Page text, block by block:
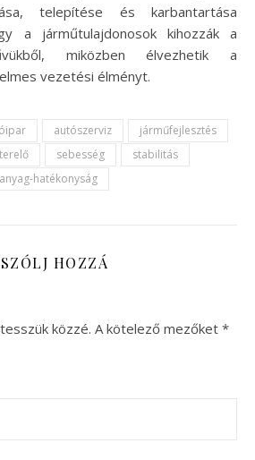
telepítése és karbantartása
a járműtulajdonosok kihozzák a
miközben élvezhetik a
vezetési élményt.
autószerviz
járműfejlesztés
sebesség
stabilitás
hatékonyság
SZÓLJ HOZZÁ
közzé. A kötelező mezőket *